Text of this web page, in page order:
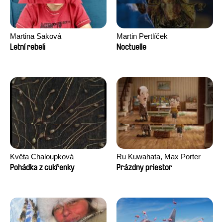
Martina Saková
Letní rebeli
Martin Pertlíček
Noctuelle
Květa Chaloupková
(Přibylová)
Pohádka z cukřenky
Ru Kuwahata, Max Porter
Prázdny priestor